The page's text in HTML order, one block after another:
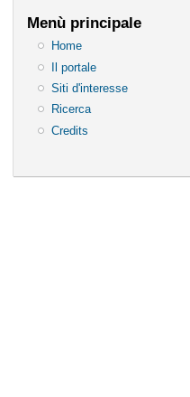
Menù principale
Home
Il portale
Siti d'interesse
Ricerca
Credits